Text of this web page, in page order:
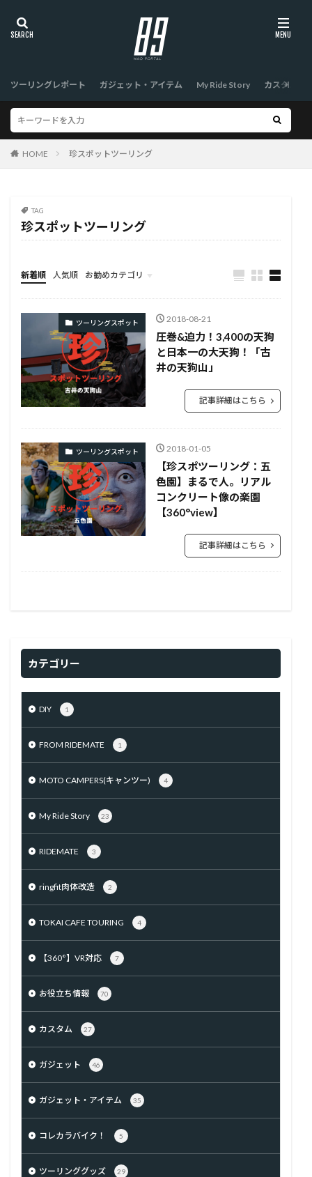
ツーリングレポート ガジェット・アイテム My Ride Story カスタム
HOME 珍スポットツーリング
TAG
珍スポットツーリング
新着順 人気順 お勧めカテゴリ
TOP
ツーリングスポット 2018-08-21
圧巻&迫力！3,400の天狗
と日本一の大天狗！「古
井の天狗山」
記事詳細はこちら
ツーリングスポット 2018-01-05
【珍スポツーリング：五
色園】まるで人。リアル
コンクリート像の楽園
【360°view】
記事詳細はこちら
カテゴリー
DIY 1
FROM RIDEMATE 1
MOTO CAMPERS(キャンツー) 4
My Ride Story 23
RIDEMATE 3
ringfit肉体改造 2
TOKAI CAFE TOURING 4
【360°】VR対応 7
お役立ち情報 70
カスタム 27
ガジェット 46
ガジェット・アイテム 35
コレカラバイク！ 5
ツーリンググッズ 29